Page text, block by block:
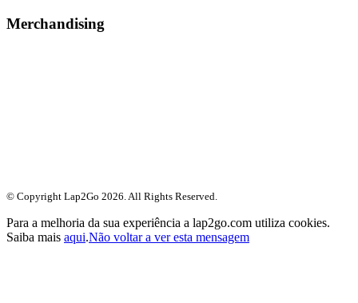
Merchandising
© Copyright Lap2Go 2026 . All Rights Reserved.
Para a melhoria da sua experiência a lap2go.com utiliza cookies.
Saiba mais aqui.Não voltar a ver esta mensagem